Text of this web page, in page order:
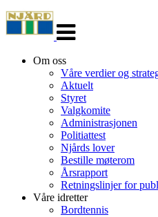
navigasjon
Om oss
Våre verdier og
Aktuelt
Styret
Valgkomite
Administrasjonen
Politiattest
Njårds lover
Bestille møterom
Årsrapport
Retningslinjer for
Våre idretter
Bordtennis